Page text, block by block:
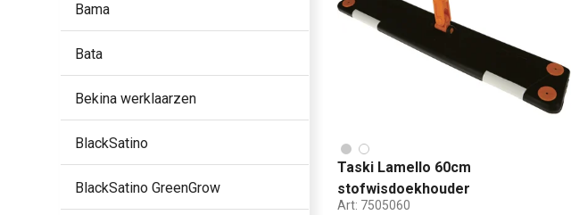
Bama
Bata
Bekina werklaarzen
BlackSatino
BlackSatino GreenGrow
Taski Lamello 60cm
stofwisdoekhouder
Art: 7505060